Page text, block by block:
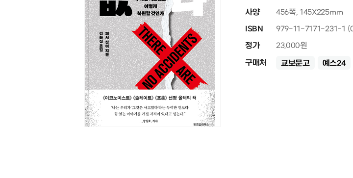
사양 456쪽, 145X225mm
ISBN 979-11-7171-231-1
정가 23,000원
구매처 교보문고 예스24